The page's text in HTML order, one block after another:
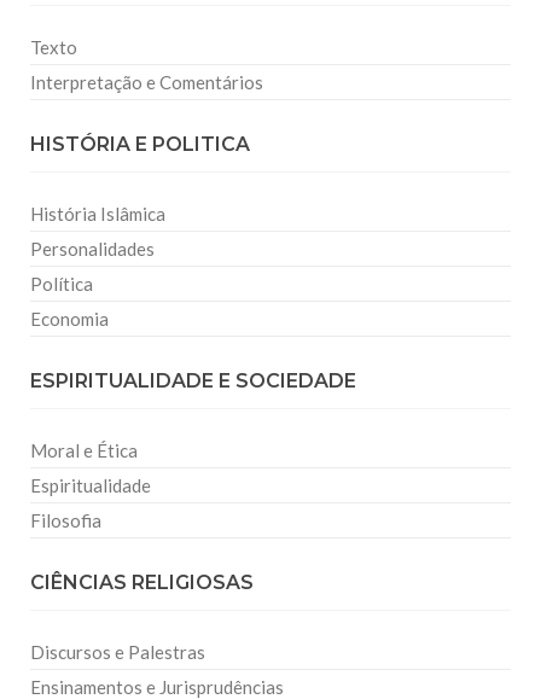
Texto
Interpretação e Comentários
HISTÓRIA E POLITICA
História Islâmica
Personalidades
Política
Economia
ESPIRITUALIDADE E SOCIEDADE
Moral e Ética
Espiritualidade
Filosofia
CIÊNCIAS RELIGIOSAS
Discursos e Palestras
Ensinamentos e Jurisprudências